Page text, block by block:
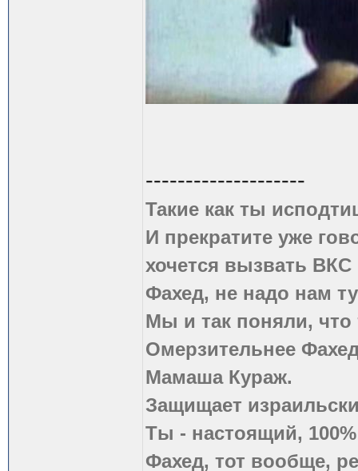
--------------------
Такие как ты
И прекратите уже
хочется вызвать
Фахед, не надо нам
Мы и так поняли,
Омерзительнее
Мамаша Кураж.
Защищает
Ты - настоящий,
Фахед, тот вообще,